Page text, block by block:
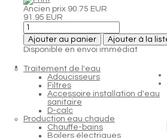
Traitement de l'eau
Adoucisseurs
Filtres
Accessoire installation d'eau
sanitaire
D-calc
Production eau chaude
Chauffe-bains
Boilers électriques
Ancien prix 90.75 EUR
91.95 EUR
Ajouter au panier
Ajouter à la
Disponible en envoi immédiat